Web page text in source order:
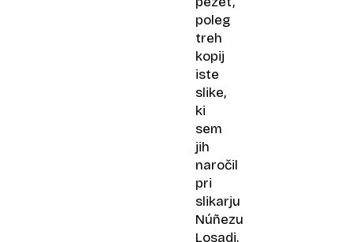
poleg
treh
kopij
iste
slike,
ki
sem
jih
naročil
pri
slikarju
Núñezu
Losadi,